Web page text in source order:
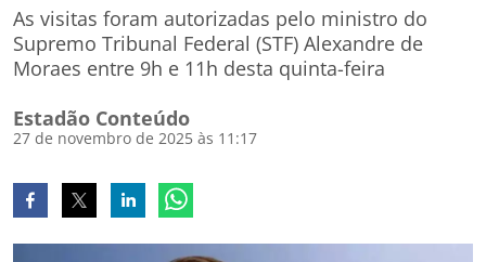
As visitas foram autorizadas pelo ministro do
Supremo Tribunal Federal (STF) Alexandre de
Moraes entre 9h e 11h desta quinta-feira
Estadão Conteúdo
27 de novembro de 2025 às 11:17